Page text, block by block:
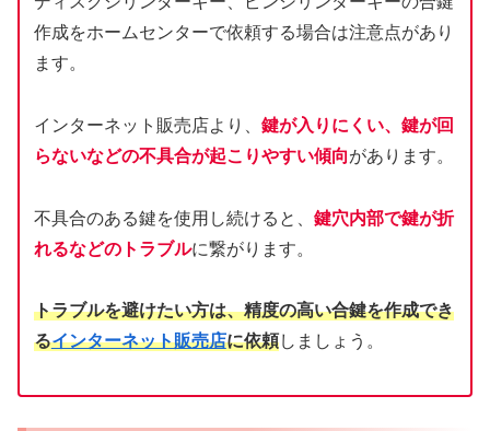
作成をホームセンターで依頼する場合は注意点があり
ます。
インターネット販売店より、 鍵が入りにくい、鍵が回
らないなどの不具合が起こりやすい傾向があります。
不具合のある鍵を使用し続けると、 鍵穴内部で鍵が折
れるなどのトラブルに繋がります。
トラブルを避けたい方は、精度の高い合鍵を作成でき
るインターネット販売店に依頼しましょう。